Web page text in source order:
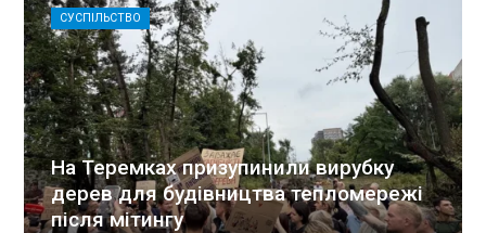
СУСПІЛЬСТВО
На Теремках призупинили вирубку
дерев для будівництва тепломережі
після мітингу